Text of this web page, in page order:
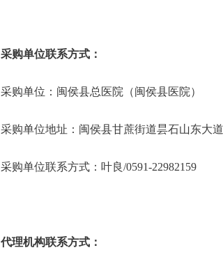
采购单位联系方式：
采购单位：闽侯县总医院（闽侯县医院）
采购单位地址：闽侯县甘蔗街道昙石山东大
采购单位联系方式：叶良/0591-22982159
代理机构联系方式：